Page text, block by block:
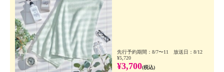
先行予約期間：8/7〜11 放送日：8/12
¥5,720
¥3,700(税込)